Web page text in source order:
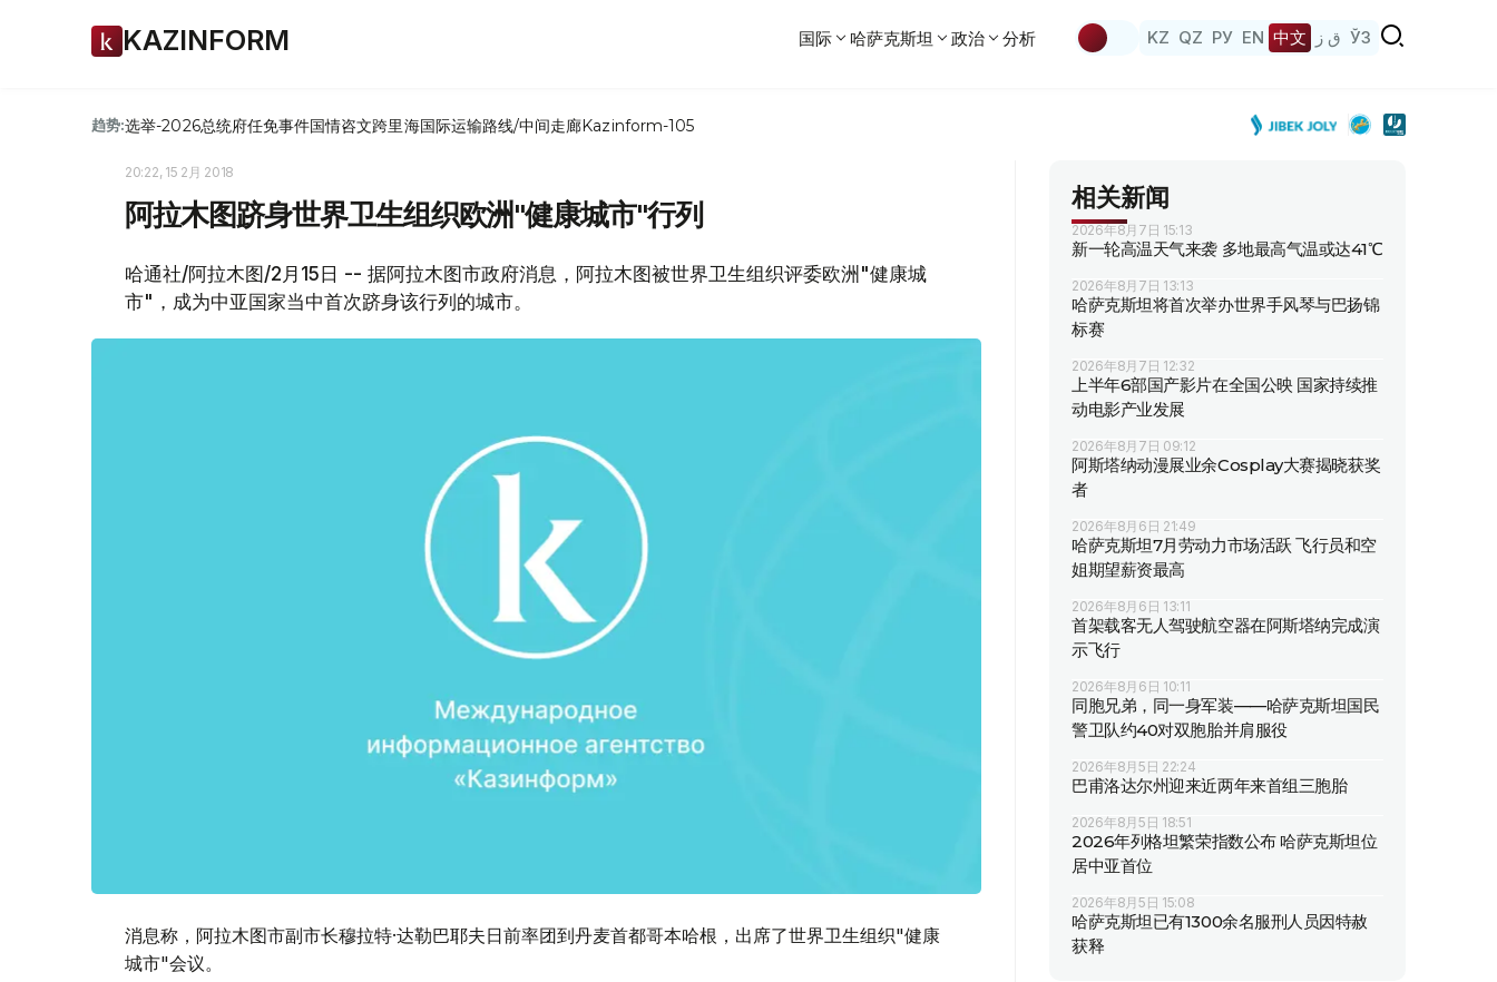
KAZINFORM 国际 哈萨克斯坦 政治 分析 KZ QZ РУ EN 中文 ق ز ЎЗ
趋势:选举-2026总统府任免事件国情咨文跨里海国际运输路线/中间走廊Kazinform-105
20:22, 15 2月 2018
阿拉木图跻身世界卫生组织欧洲"健康城市"行列
哈通社/阿拉木图/2月15日 -- 据阿拉木图市政府消息，阿拉木图被世界卫生组织评委欧洲"健康城
市"，成为中亚国家当中首次跻身该行列的城市。
消息称，阿拉木图市副市长穆拉特·达勒巴耶夫日前率团到丹麦首都哥本哈根，出席了世界卫生组织"健康
城市"会议。
相关新闻
2026年8月7日 15:13
新一轮高温天气来袭 多地最高气温或达41℃
2026年8月7日 13:13
哈萨克斯坦将首次举办世界手风琴与巴扬锦
标赛
2026年8月7日 12:32
上半年6部国产影片在全国公映 国家持续推
动电影产业发展
2026年8月7日 09:12
阿斯塔纳动漫展业余Cosplay大赛揭晓获奖
者
2026年8月6日 21:49
哈萨克斯坦7月劳动力市场活跃 飞行员和空
姐期望薪资最高
2026年8月6日 13:11
首架载客无人驾驶航空器在阿斯塔纳完成演
示飞行
2026年8月6日 10:11
同胞兄弟，同一身军装——哈萨克斯坦国民
警卫队约40对双胞胎并肩服役
2026年8月5日 22:24
巴甫洛达尔州迎来近两年来首组三胞胎
2026年8月5日 18:51
2026年列格坦繁荣指数公布 哈萨克斯坦位
居中亚首位
2026年8月5日 15:08
哈萨克斯坦已有1300余名服刑人员因特赦
获释